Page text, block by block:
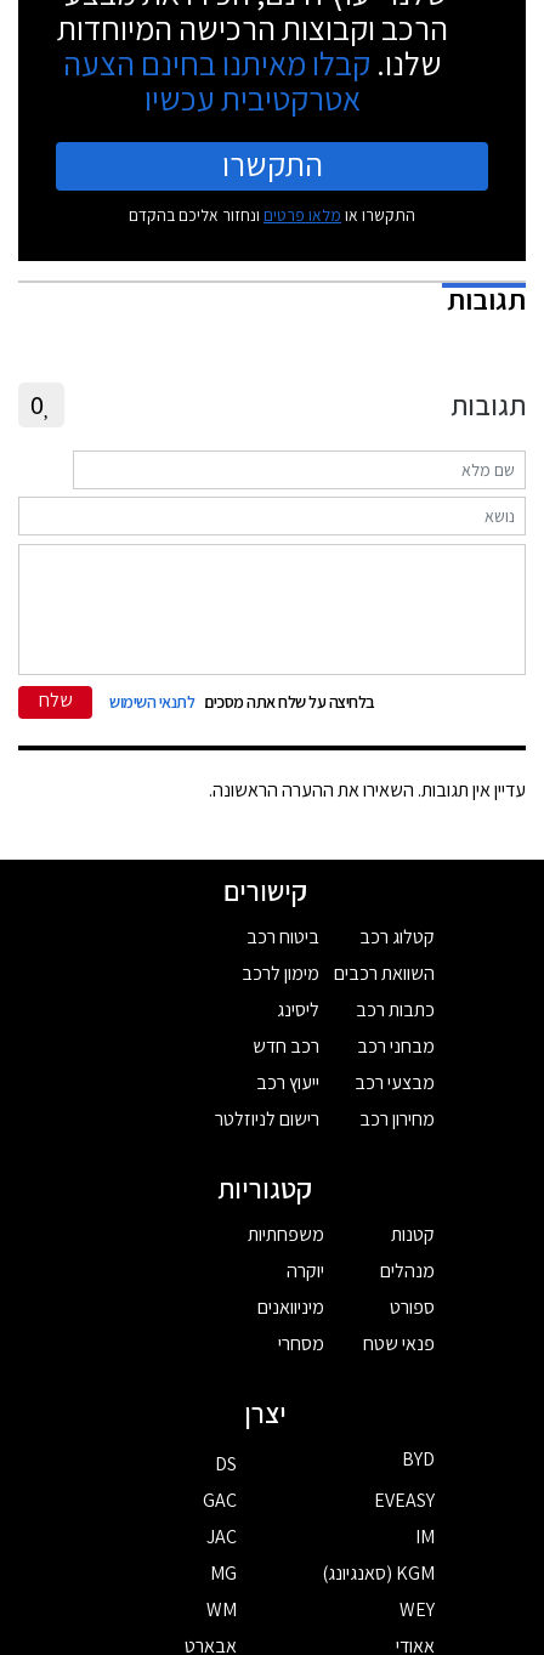
הרכב וקבוצות הרכישה המיוחדות
שלנו. קבלו מאיתנו בחינם הצעה
אטרקטיבית עכשיו
התקשרו
התקשרו או מלאו פרטים ונחזור אליכם בהקדם
תגובות
תגובות 0
בלחיצה על שלח אתה מסכים לתנאי השימוש שלח
עדיין אין תגובות. השאירו את ההערה הראשונה.
קישורים
קטלוג רכב
השוואת רכבים
כתבות רכב
מבחני רכב
מבצעי רכב
מחירון רכב
ביטוח רכב
מימון לרכב
ליסינג
רכב חדש
ייעוץ רכב
רישום לניוזלטר
קטגוריות
קטנות
מנהלים
ספורט
פנאי שטח
משפחתיות
יוקרה
מיניוואנים
מסחרי
יצרן
BYD
DS
EVEASY
GAC
IM
JAC
KGM (סאנגיונג)
MG
WEY
WM
אאודי
אבארט